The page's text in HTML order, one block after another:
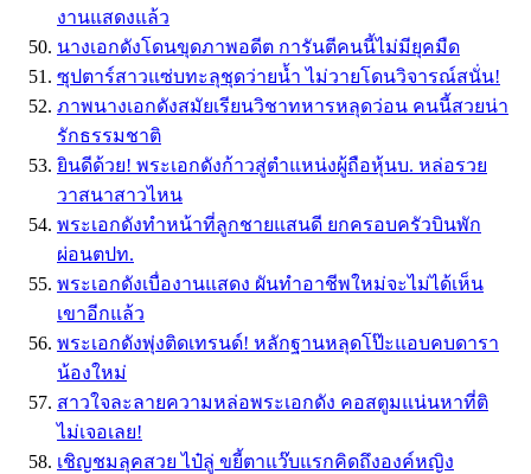
งานแสดงแล้ว
นางเอกดังโดนขุดภาพอดีต การันตีคนนี้ไม่มียุคมืด
ซุปตาร์สาวแซ่บทะลุชุดว่ายน้ำ ไม่วายโดนวิจารณ์สนั่น!
ภาพนางเอกดังสมัยเรียนวิชาทหารหลุดว่อน คนนี้สวยน่า
รักธรรมชาติ
ยินดีด้วย! พระเอกดังก้าวสู่ตำแหน่งผู้ถือหุ้นบ. หล่อรวย
วาสนาสาวไหน
พระเอกดังทำหน้าที่ลูกชายแสนดี ยกครอบครัวบินพัก
ผ่อนตปท.
พระเอกดังเบื่องานแสดง ผันทำอาชีพใหม่จะไม่ได้เห็น
เขาอีกแล้ว
พระเอกดังพุ่งติดเทรนด์! หลักฐานหลุดโป๊ะแอบคบดารา
น้องใหม่
สาวใจละลายความหล่อพระเอกดัง คอสตูมแน่นหาที่ติ
ไม่เจอเลย!
เชิญชมลุคสวย ไป๋ลู่ ขยี้ตาแว๊บแรกคิดถึงองค์หญิง